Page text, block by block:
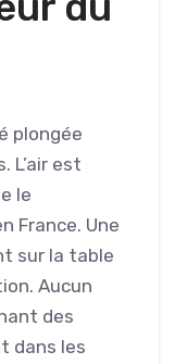
plongée
L’air est
le
France. Une
sur la table
Aucun
des
dans les